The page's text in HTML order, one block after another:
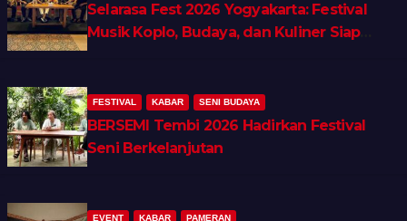
Selarasa Fest 2026 Yogyakarta: Festival
Musik Koplo, Budaya, dan Kuliner Siap
FESTIVAL KABAR SENI BUDAYA
BERSEMI Tembi 2026 Hadirkan Festival
Seni Berkelanjutan
EVENT KABAR PAMERAN